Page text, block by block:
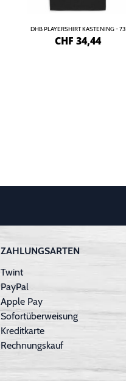
DHB PLAYERSHIRT KASTENING - 73
CHF 34,44
ZAHLUNGSARTEN
Twint
PayPal
Apple Pay
Sofortüberweisung
Kreditkarte
Rechnungskauf